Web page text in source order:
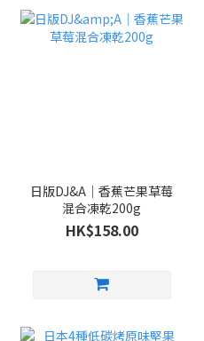
日版DJ&A｜香蕉芒果草莓
混合凍乾200g
HK$158.00